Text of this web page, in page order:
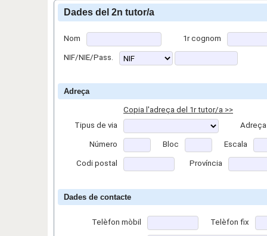
Dades del 2n tutor/a
Nom 1r cognom
NIF/NIE/Pass.
Adreça
Copia l'adreça del 1r tutor/a >>
Tipus de via
Adreça
Número Bloc Escala
Codi postal Província
Dades de contacte
Telèfon mòbil Telèfon fix